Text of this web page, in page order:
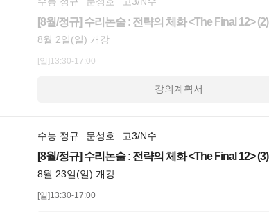
[8월/정규] 수리논술 : 전략의 체화 <The Final 12> (2)
8월 2일(일) 개강
[일]13:30-17:00
강의계획서
수능 정규 문성호 고3/N수
[8월/정규] 수리논술 : 전략의 체화 <The Final 12> (3)
8월 23일(일) 개강
[일]13:30-17:00